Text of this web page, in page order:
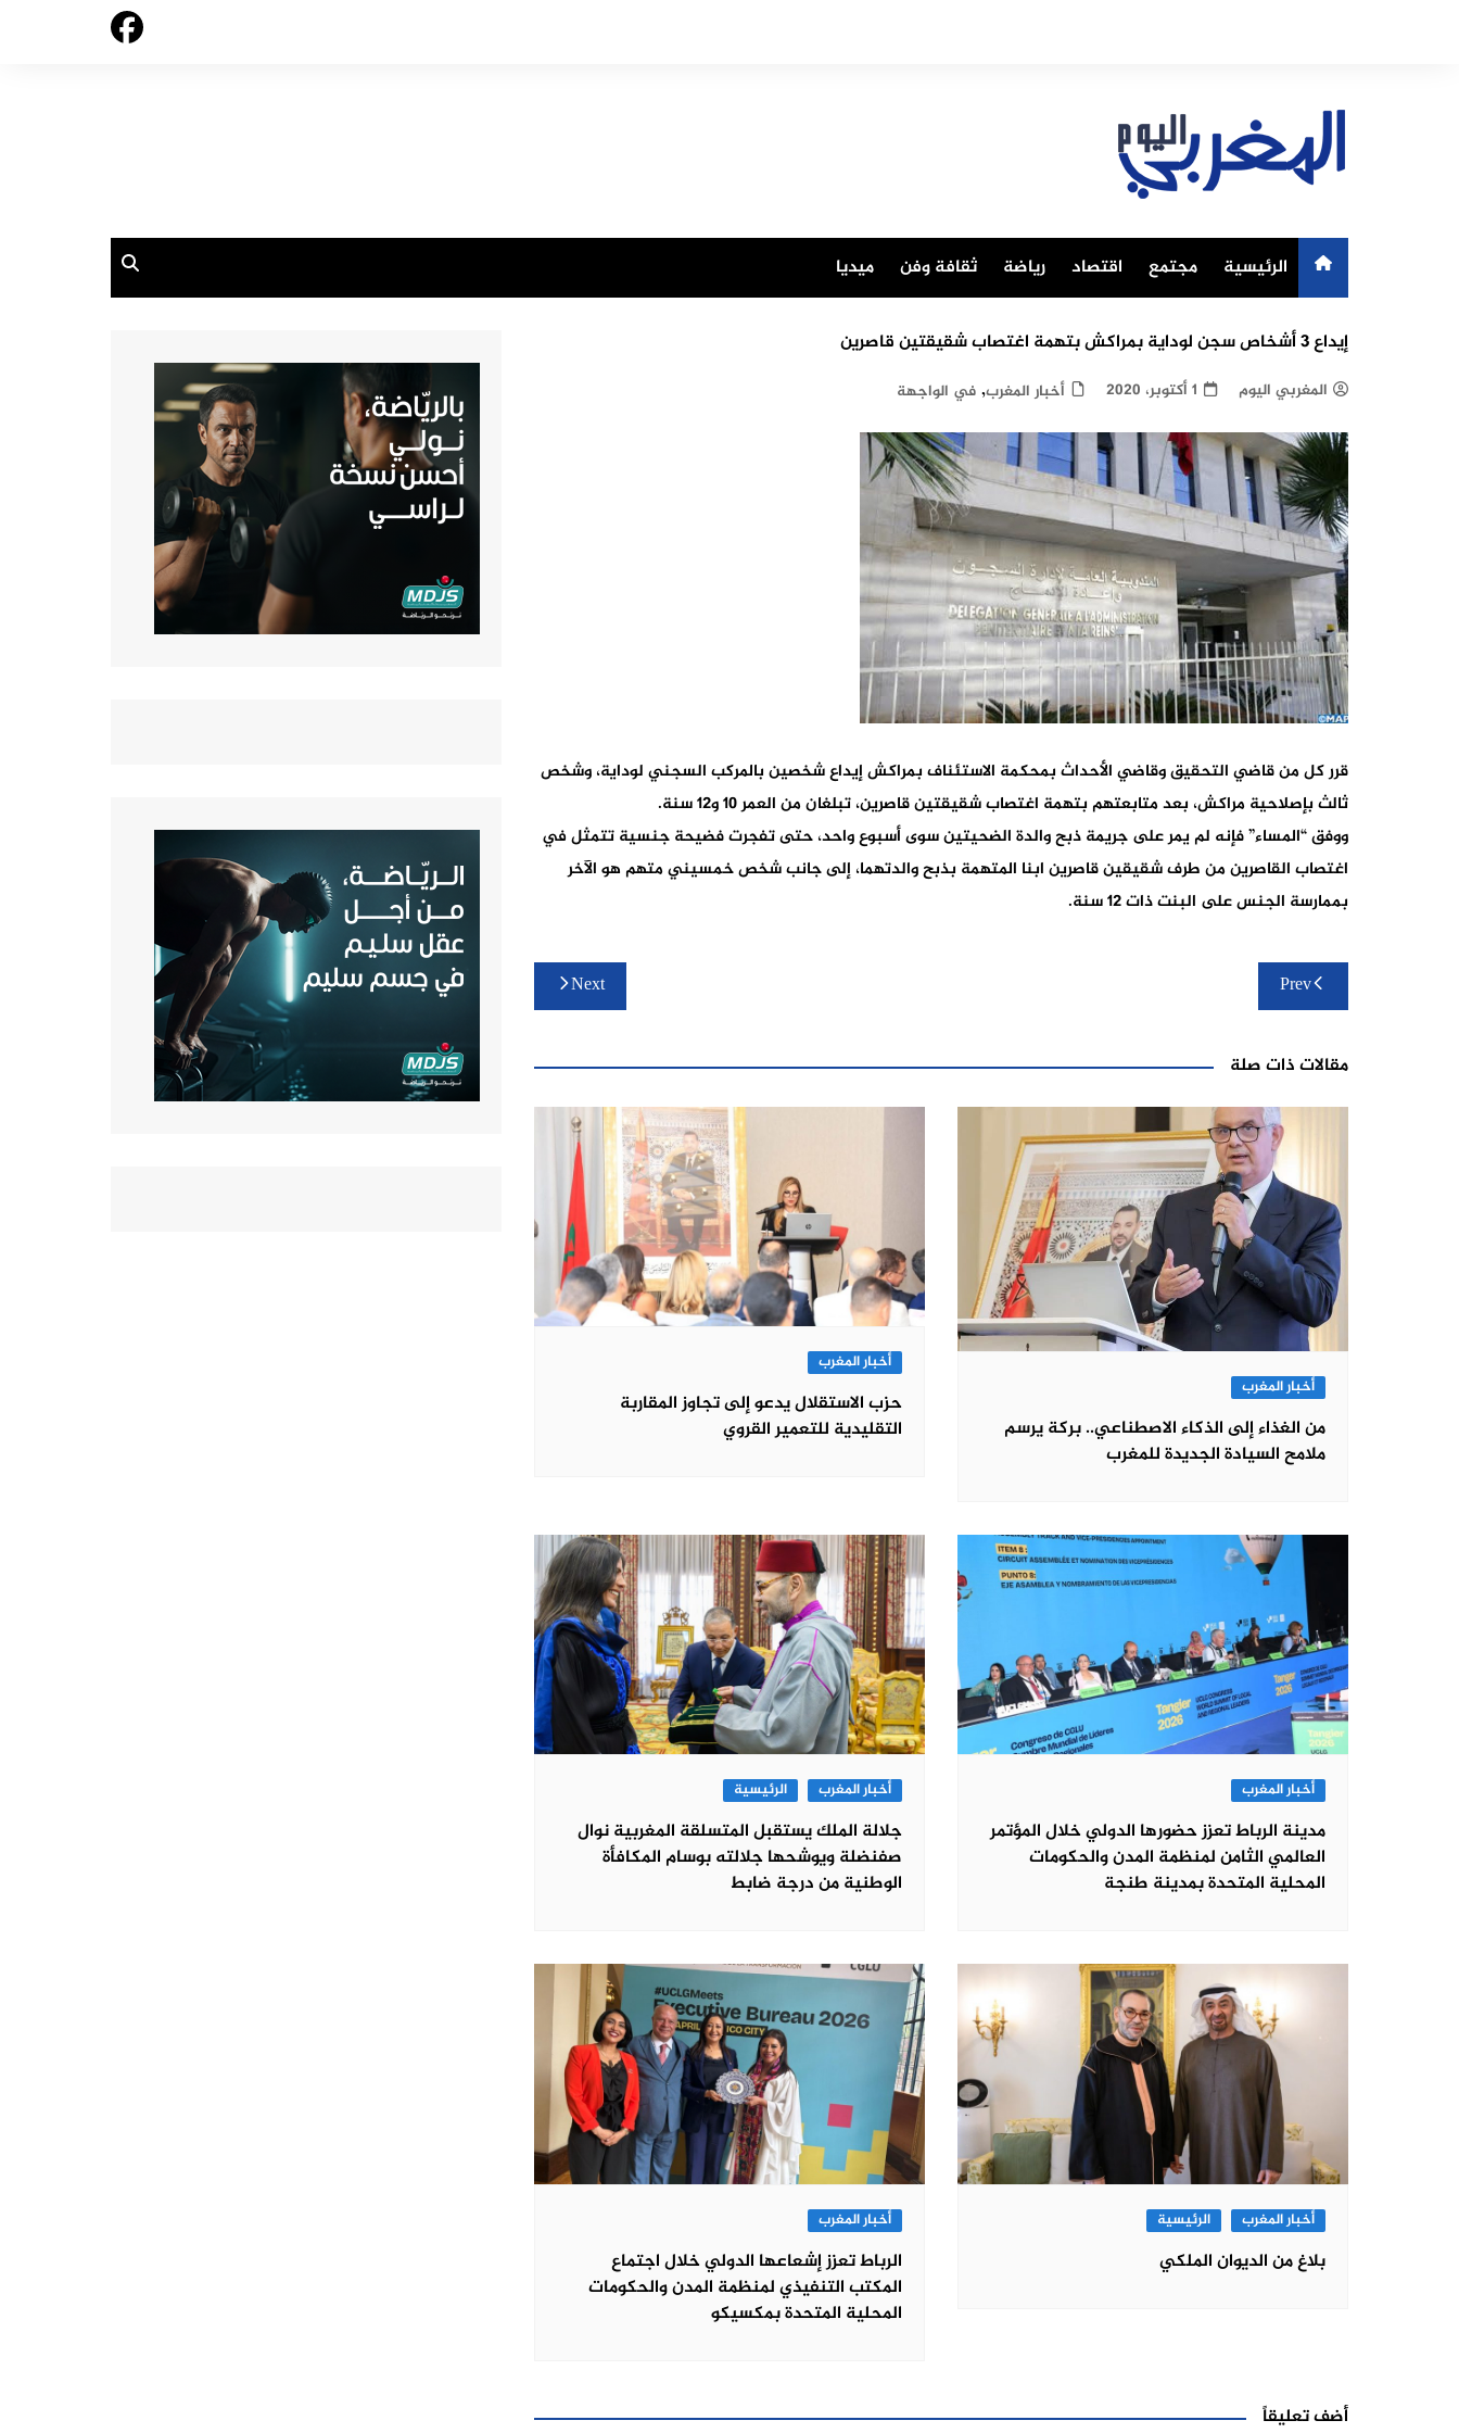
الرئيسية مجتمع اقتصاد رياضة ثقافة وفن ميديا
إيداع 3 أشخاص سجن لوداية بمراكش بتهمة اغتصاب شقيقتين قاصرين
المغربي اليوم 1 أكتوبر، 2020 أخبار المغرب, في الواجهة
قرر كل من قاضي التحقيق وقاضي الأحداث بمحكمة الاستئناف بمراكش إيداع شخصين بالمركب السجني لوداية، وشخص
ثالث بإصلاحية مراكش، بعد متابعتهم بتهمة اغتصاب شقيقتين قاصرين، تبلغان من العمر 10 و12 سنة.
ووفق “المساء” فإنه لم يمر على جريمة ذبح والدة الضحيتين سوى أسبوع واحد، حتى تفجرت فضيحة جنسية تتمثل في
اغتصاب القاصرين من طرف شقيقين قاصرين ابنا المتهمة بذبح والدتهما، إلى جانب شخص خمسيني متهم هو الآخر
بممارسة الجنس على البنت ذات 12 سنة.
تصفّح
المقالات
Prev
Next
مقالات ذات صلة
أخبار المغرب
من الغذاء إلى الذكاء الاصطناعي.. بركة يرسم
ملامح السيادة الجديدة للمغرب
أخبار المغرب
حزب الاستقلال يدعو إلى تجاوز المقاربة
التقليدية للتعمير القروي
أخبار المغرب
مدينة الرباط تعزز حضورها الدولي خلال المؤتمر
العالمي الثامن لمنظمة المدن والحكومات
المحلية المتحدة بمدينة طنجة
أخبار المغرب الرئيسية
جلالة الملك يستقبل المتسلقة المغربية نوال
صفنضلة ويوشحها جلالته بوسام المكافأة
الوطنية من درجة ضابط
أخبار المغرب الرئيسية
بلاغ من الديوان الملكي
أخبار المغرب
الرباط تعزز إشعاعها الدولي خلال اجتماع
المكتب التنفيذي لمنظمة المدن والحكومات
المحلية المتحدة بمكسيكو
أضف تعليقاً